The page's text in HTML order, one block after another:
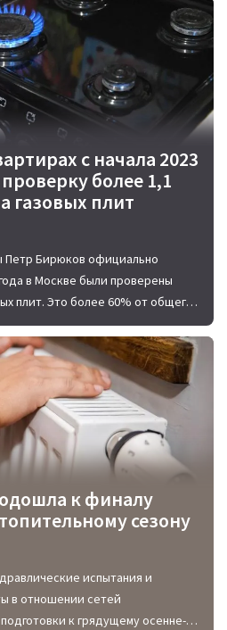
с начала 2023
более 1,1
газовых плит
Петр Бирюков официально
в Москве были проверены
плит. Это более 60% от общего
к финалу
сезону
испытания и
в отношении сетей
к грядущему осенне-